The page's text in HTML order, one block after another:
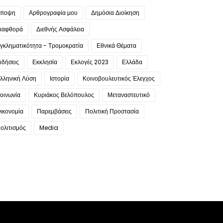
Αρθρογραφία μου
Δημόσια Διοίκηση
Διεθνής Ασφάλεια
- Τρομοκρατία
Εθνικά Θέματα
Εκκλησία Εκλογές 2023
Ελλάδα
Λύση
Ιστορία
Κοινοβουλευτικός Έλεγχος
Κυριάκος Βελόπουλος
Μεταναστευτικό
Παρεμβάσεις
Πολιτική Προστασία
Media